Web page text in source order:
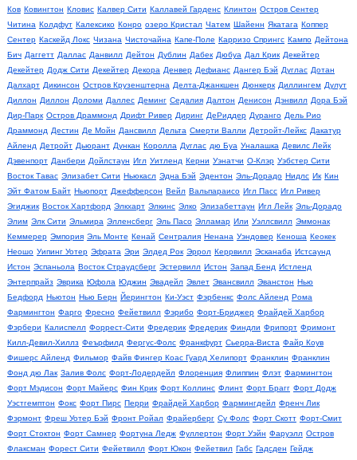
Ков Ковингтон Кловис Калвер Сити Каллавей Гарденс Клинтон Остров Сентер
Читина Колдфут Калексико Конро озеро Кристал Чатем Шайенн Якатага Коппер
Сентер Каскейд Локс Чизана Чисточайна Капе-Поле Карризо Спрингс Кампо Дейтона
Бич Даггетт Даллас Данвилл Дейтон Дублин Дабек Дюбуа Дал Крик Декейтер
Декейтер Додж Сити Декейтер Декора Денвер Дефианс Дангер Бэй Дуглас Дотан
Далхарт Дикинсон Остров Крузенштерна Делта-Джанкшен Дюнкерк Диллингем Дулут
Диллон Диллон Доломи Даллес Деминг Седалия Далтон Денисон Дэнвилл Дора Бэй
Дир-Парк Остров Драммонд Дрифт Ривер Диринг ДеРиддер Дуранго Дель Рио
Драммонд Дестин Де Мойн Дансвилл Дельта Смерти Валли Детройт-Лейкс Дакатур
Айленд Детройт Дьюрант Дункан Королла Дуглас дю Буа Уналашка Девилс Лейк
Дэвенпорт Данбери Дойлстаун Игл Уитленд Керни Уэнатчи О-Клэр Уэбстер Сити
Восток Тавас Элизабет Сити Ньюкасл Эдна Бэй Эдентон Эль-Дорадо Нидлс Ик Кин
Эйт Фатом Байт Ньюпорт Джефферсон Вейл Вальпараисо Игл Пасс Игл Ривер
Эгиджик Восток Хартфорд Элкхарт Элкинс Элко Элизабеттаун Игл Лейк Эль-Дорадо
Элим Элк Сити Эльмира Элленсберг Эль Пасо Элламар Или Уэллсвилл Эммонак
Кеммерер Эмпория Эль Монте Кенай Сентралия Ненана Уэндовер Кеноша Кеокек
Неошо Уипинг Уотер Эфрата Эри Элдед Рок Эррол Керрвилл Эсканаба Истсаунд
Истон Эспаньола Восток Страудсберг Эстервилл Истон Запад Бенд Истленд
Энтерпрайз Эврика Юфола Юджин Эвадейл Эвлет Эвансвилл Эванстон Нью
Бедфорд Ньютон Нью Берн Йерингтон Ки-Уэст Фэрбенкс Фолс Айленд Рома
Фармингтон Фарго Фресно Фейетвилл Фэрибо Форт-Бриджер Фрайдей Харбор
Фэрбери Калиспелл Форрест-Сити Фредерик Фредерик Финдли Фрипорт Фримонт
Килл-Девил-Хиллз Феърфилд Фергус-Фолс Франкфурт Сьерра-Виста Файр Коув
Фишерс Айленд Фильмор Файв Фингер Коас Гуард Хелипорт Франклин Франклин
Фонд дю Лак Залив Фолс Форт-Лодердейл Флоренция Флиппин Флэт Фармингтон
Форт Мэдисон Форт Майерс Фин Крик Форт Коллинс Флинт Форт Брагг Форт Додж
Уэстгемптон Фокс Форт Пирс Перри Фрайдей Харбор Фармингдейл Френч Лик
Фэрмонт Фреш Уотер Бэй Фронт Ройал Фрайерберг Су Фолс Форт Скотт Форт-Смит
Форт Стоктон Форт Самнер Фортуна Ледж Фуллертон Форт Уэйн Фаруэлл Остров
Флаксман Форест Сити Фейетвилл Форт Юкон Фейетвил Габс Гадсден Гейдж